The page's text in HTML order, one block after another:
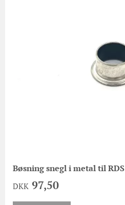
Bøsning snegl i metal til RDS
DKK 97,50